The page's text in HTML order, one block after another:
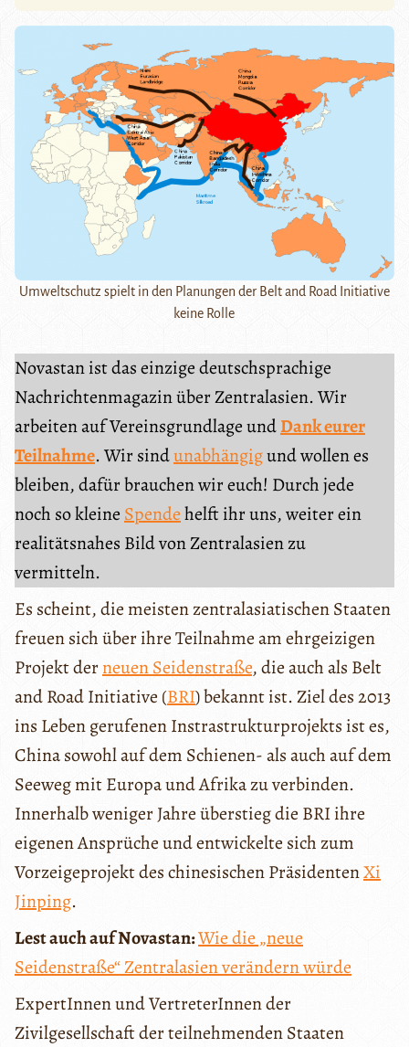
Umweltschutz spielt in den Planungen der Belt and Road Initiative
keine Rolle
Novastan ist das einzige deutschsprachige
Nachrichtenmagazin über Zentralasien. Wir
arbeiten auf Vereinsgrundlage undDank eurer
Teilnahme. Wir sindunabhängigund wollen es
bleiben, dafür brauchen wir euch! Durch jede
noch so kleine Spendehelft ihr uns, weiter ein
realitätsnahes Bild von Zentralasien zu
vermitteln.
Es scheint, die meisten zentralasiatischen Staaten
freuen sich über ihre Teilnahme am ehrgeizigen
Projekt derneuen Seidenstraße, die auch als Belt
and Road Initiative (BRI) bekannt ist. Ziel des 2013
ins Leben gerufenen Instrastrukturprojekts ist es,
China sowohl auf dem Schienen- als auch auf dem
Seeweg mit Europa und Afrika zu verbinden.
Innerhalb weniger Jahre überstieg die BRI ihre
eigenen Ansprüche und entwickelte sich zum
Vorzeigeprojekt des chinesischen PräsidentenXi
Jinping.
Lest auch auf Novastan:Wie die „neue
Seidenstraße“ Zentralasien verändern würde
ExpertInnen und VertreterInnen der
Zivilgesellschaft der teilnehmenden Staaten